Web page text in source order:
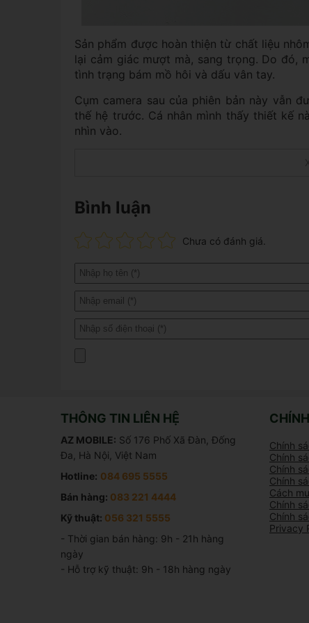
Sản phẩm được hoàn thiện từ chất liệu
lại cảm giác mượt mà, sang trọng. Do đó,
tình trạng bám mồ hôi và dấu vân tay.
Cụm camera sau của phiên bản này vẫn
thế hệ trước. Cá nhân mình thấy thiết kế
nhìn vào.
Khả năng chuẩn chống kháng bụi, nước
của chiếc điện thoại này. Máy có thể
Bình luận
Chưa có đánh giá.
THÔNG TIN LIÊN HỆ
AZ MOBILE: Số 176 Phố Xã Đàn, Đống
Đa, Hà Nội, Việt Nam
Hotline: 084 695 5555
Bán hàng: 083 221 4444
Kỹ thuật: 056 321 5555
- Thời gian bán hàng: 9h - 21h hàng
ngày
- Hỗ trợ kỹ thuật: 9h - 18h hàng ngày
Chính
Chính
Chính
Chính
Cách
Chính
Chính
Privacy